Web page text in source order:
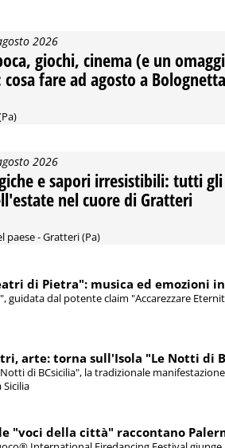
2026
giochi, cinema (e un
fare ad agosto a Bolognetta
2026
e sapori irresistibili: tutti gli
nel cuore di Gratteri
paese - Gratteri (Pa)
di Pietra": musica ed emozioni
guidata dal potente claim "Accarezzare
arte: torna sull'Isola "Le Notti di
di BCsicilia", la tradizionale
"voci della città" raccontano